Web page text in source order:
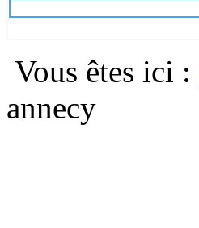
Vous êtes ici :
annecy